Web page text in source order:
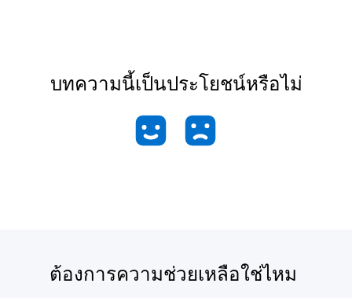
บทความนี้เป็นประโยชน์หรือไม่
ต้องการความช่วยเหลือใช่ไหม